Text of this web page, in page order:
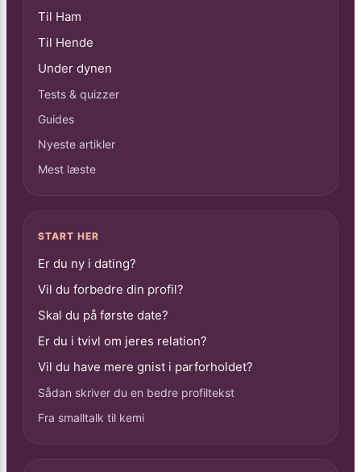
Til Ham
Til Hende
Under dynen
Tests & quizzer
Guides
Nyeste artikler
Mest læste
START HER
Er du ny i dating?
Vil du forbedre din profil?
Skal du på første date?
Er du i tvivl om jeres relation?
Vil du have mere gnist i parforholdet?
Sådan skriver du en bedre profiltekst
Fra smalltalk til kemi